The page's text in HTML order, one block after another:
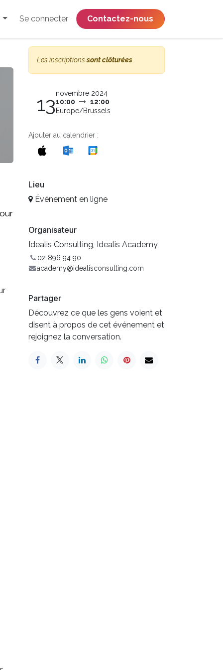
Se connecter ​​​​​​​​​​​​​​​​Contactez-nous
Les inscriptionssont clôturées
13novembre 2024
10:00
12:00
Europe/Brussels
Ajouter au calendrier :
Lieu
Événement en ligne
Organisateur
Idealis Consulting, Idealis Academy
02 896 94 90
academy@idealisconsulting.com
Partager
Découvrez ce que les gens voient et
disent à propos de cet événement et
rejoignez la conversation.